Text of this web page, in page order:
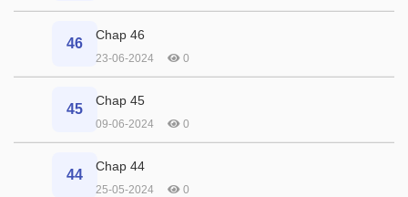
46
Chap 46
23-06-2024 0
45
Chap 45
09-06-2024 0
44
Chap 44
25-05-2024 0